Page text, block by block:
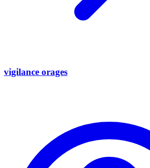
vigilance orages